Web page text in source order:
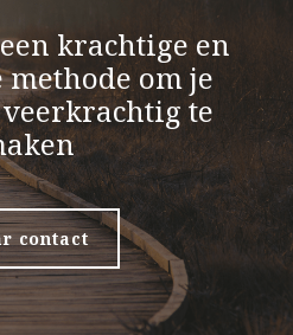
krachtige en
methode om je
te
contact